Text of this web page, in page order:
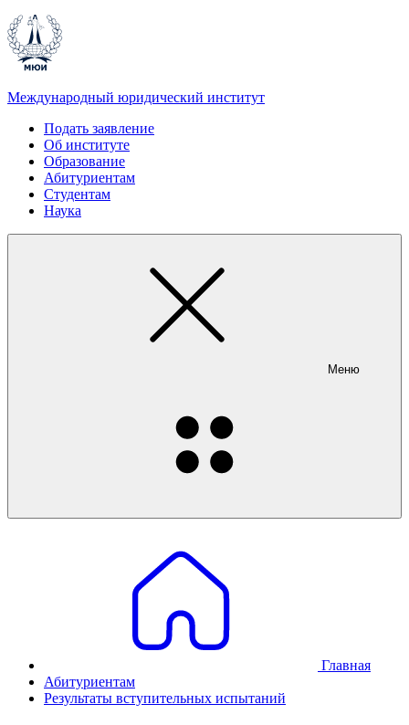
Международный юридический институт
Подать заявление
Об институте
Образование
Абитуриентам
Студентам
Наука
Меню
Главная
Абитуриентам
Результаты вступительных испытаний